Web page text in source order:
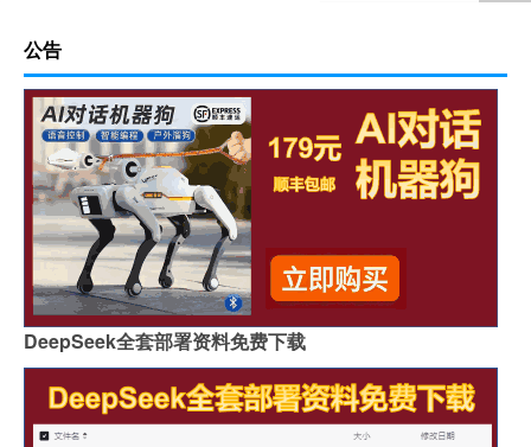
公告
DeepSeek全套部署资料免费下载